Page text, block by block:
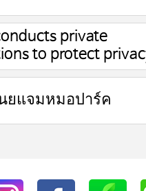
private
to protect
ยแจมหมอปาร์ค